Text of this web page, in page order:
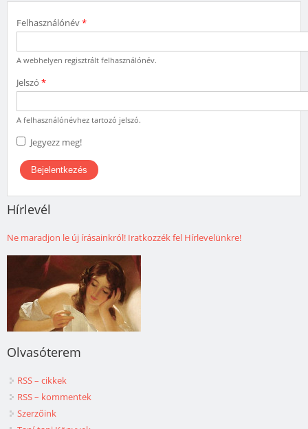
Felhasználónév*
A webhelyen regisztrált felhasználónév.
Jelszó *
A felhasználónévhez tartozó jelszó.
Jegyezz meg!
Hírlevél
Ne maradjon le új írásainkról! Iratkozzék fel Hírlevelünkre!
Olvasóterem
RSS – cikkek
RSS – kommentek
Szerzőink